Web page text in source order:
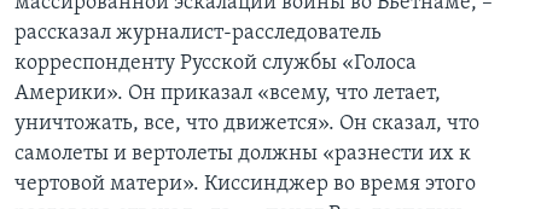
рассказал журналист-расследователь
корреспонденту Русской службы «Голоса
Америки». Он приказал «всему, что летает,
уничтожать, все, что движется». Он сказал, что
самолеты и вертолеты должны «разнести их к
чертовой матери». Киссинджер во время этого